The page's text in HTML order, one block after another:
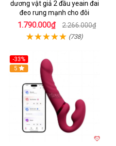
dương vật giả 2 đầu yeain đai
đeo rung mạnh cho đôi
1.790.000₫ 2.266.000₫
(738)
-33%
5